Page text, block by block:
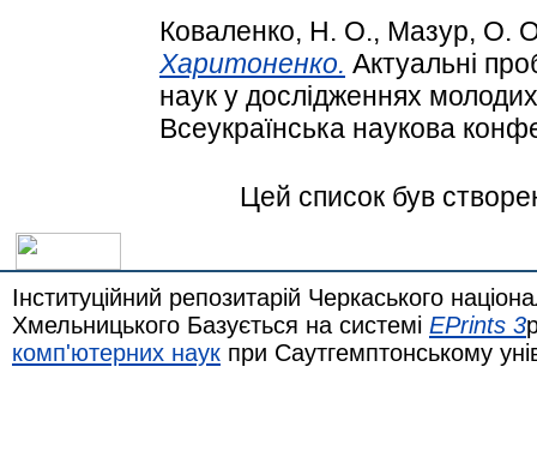
Коваленко, Н. О., Мазур, О.
Харитоненко. Актуальні
наук у дослідженнях
Всеукраїнська наукова
Цей список був
Інституційний репозитарій Черкаського
Хмельницького Базується на системі EPrints 3
комп'ютерних наук при Саутгемптонському